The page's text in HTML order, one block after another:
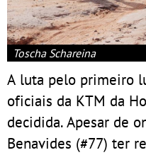
Toscha Schareina
A luta pelo primeiro
oficiais da KTM da
decidida. Apesar de
Benavides (#77) ter